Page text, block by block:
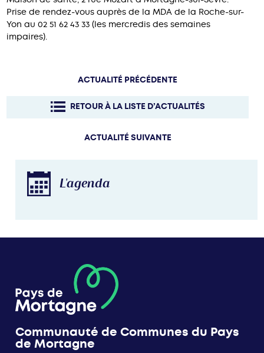
Prise de rendez-vous auprès de la MDA de la Roche-sur-
Yon au 02 51 62 43 33 (les mercredis des semaines
impaires).
ACTUALITÉ PRÉCÉDENTE
RETOUR À LA LISTE D’ACTUALITÉS
ACTUALITÉ SUIVANTE
L'agenda
Communauté de Communes du Pays
de Mortagne